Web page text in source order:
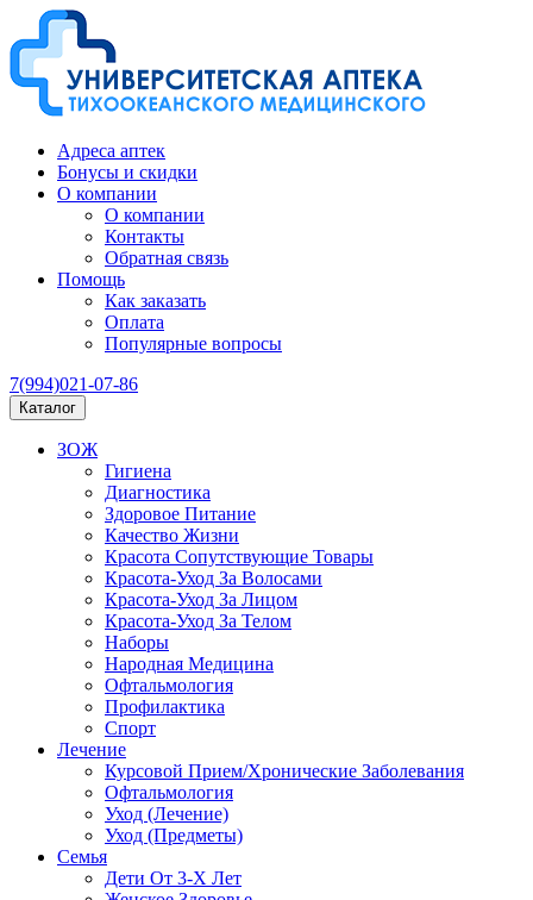
Адреса аптек
Бонусы и скидки
О компании
О компании
Контакты
Обратная связь
Помощь
Как заказать
Оплата
Популярные вопросы
7(994)021-07-86
Каталог
ЗОЖ
Гигиена
Диагностика
Здоровое Питание
Качество Жизни
Красота Сопутствующие Товары
Красота-Уход За Волосами
Красота-Уход За Лицом
Красота-Уход За Телом
Наборы
Народная Медицина
Офтальмология
Профилактика
Спорт
Лечение
Курсовой Прием/Хронические Заболевания
Офтальмология
Уход (Лечение)
Уход (Предметы)
Семья
Дети От 3-Х Лет